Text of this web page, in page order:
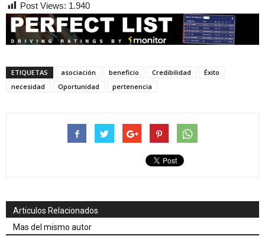
Post Views: 1.940
ETIQUETAS asociación beneficio Credibilidad
Éxito
necesidad
Oportunidad pertenencia
Articulos Relacionados
Mas del mismo autor